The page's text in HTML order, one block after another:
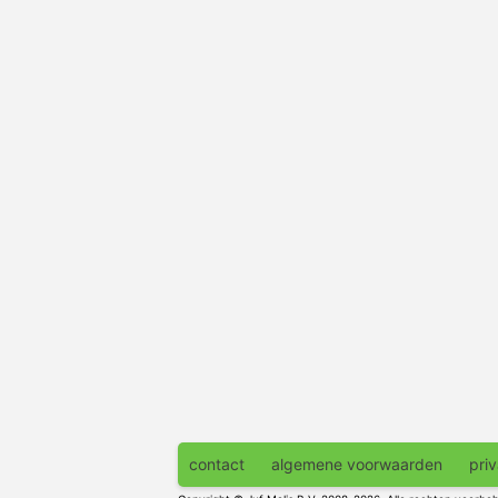
contact algemene voorwaarden